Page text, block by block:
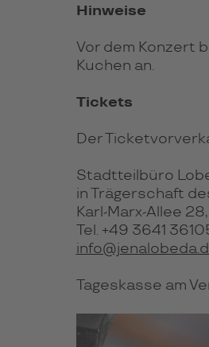
Hinweise
Vor dem Konzert
Kuchen an.
Tickets
Der
Stadtteilbüro
in Trägerschaft
Karl-Marx-Allee
Tel. +49 3641
Tageskasse am